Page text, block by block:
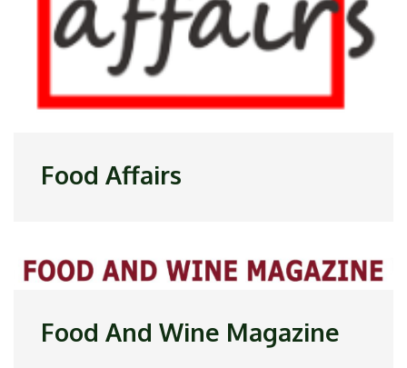
Food Affairs
Food And Wine Magazine